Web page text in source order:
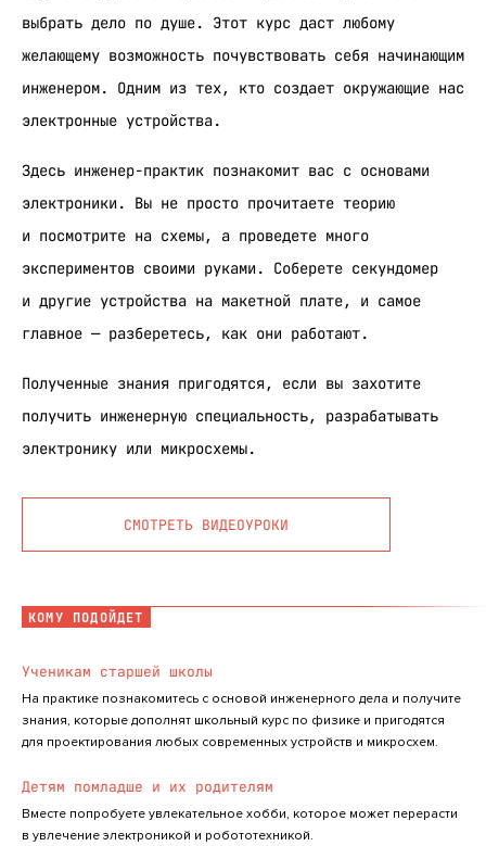
выбрать дело по душе. Этот курс даст любому
желающему возможность почувствовать себя начинающим
инженером. Одним из тех, кто создает окружающие нас
электронные устройства.
Здесь инженер-практик познакомит вас с основами
электроники. Вы не просто прочитаете теорию
и посмотрите на схемы, а проведете много
экспериментов своими руками. Соберете секундомер
и другие устройства на макетной плате, и самое
главное — разберетесь, как они работают.
Полученные знания пригодятся, если вы захотите
получить инженерную специальность, разрабатывать
электронику или микросхемы.
СМОТРЕТЬ ВИДЕОУРОКИ
КОМУ ПОДОЙДЕТ
Ученикам старшей школы
На практике познакомитесь с основой инженерного дела и получите
знания, которые дополнят школьный курс по физике и пригодятся
для проектирования любых современных устройств и микросхем.
Детям помладше и их родителям
Вместе попробуете увлекательное хобби, которое может перерасти
в увлечение электроникой и робототехникой.